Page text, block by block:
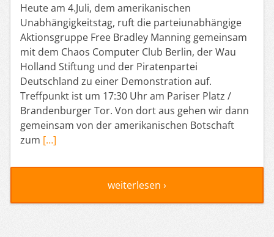
Heute am 4.Juli, dem amerikanischen
Unabhängigkeitstag, ruft die parteiunabhängige
Aktionsgruppe Free Bradley Manning gemeinsam
mit dem Chaos Computer Club Berlin, der Wau
Holland Stiftung und der Piratenpartei
Deutschland zu einer Demonstration auf.
Treffpunkt ist um 17:30 Uhr am Pariser Platz /
Brandenburger Tor. Von dort aus gehen wir dann
gemeinsam von der amerikanischen Botschaft
zum […]
weiterlesen ›